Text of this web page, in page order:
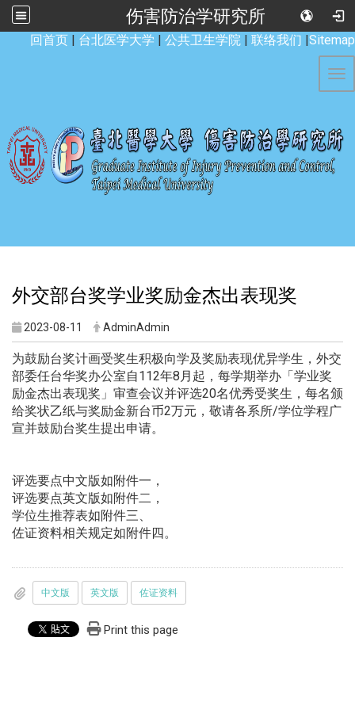
伤害防治学研究所
回首页 | 台北医学大学 | 公共卫生学院 | 联络我们 |Sitemap
外交部台奖学业奖励金杰出表现奖
2023-08-11 AdminAdmin
为鼓励台奖计画受奖生积极向学及奖励表现优异学生， 外交
部委任台华奖办公室自112年8月起，每学期举办「 学业奖
励金杰出表现奖」审查会议并评选20名优秀受奖生， 每名颁
给奖状乙纸与奖励金新台币2万元，敬请各系所/学位学程广
宣并鼓励台奖生提出申请。
评选要点中文版如附件一，
评选要点英文版如附件二，
学位生推荐表如附件三、
佐证资料相关规定如附件四。
中文版 英文版 佐证资料
Print this page